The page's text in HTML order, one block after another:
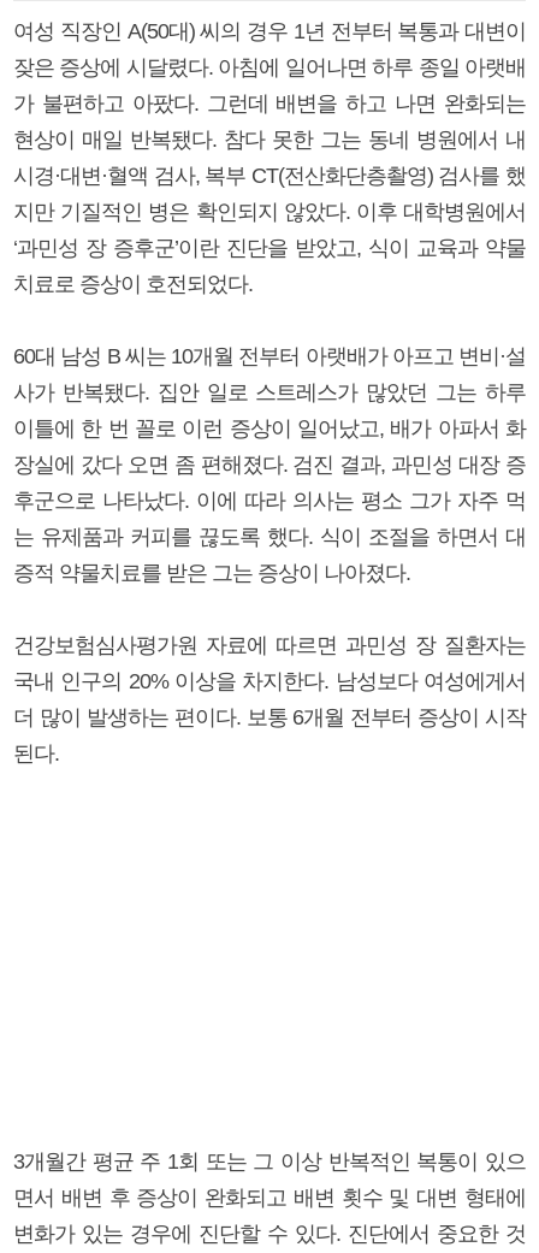
여성 직장인 A(50대) 씨의 경우 1년 전부터 복통과 대변이
잦은 증상에 시달렸다. 아침에 일어나면 하루 종일 아랫배
가 불편하고 아팠다. 그런데 배변을 하고 나면 완화되는
현상이 매일 반복됐다. 참다 못한 그는 동네 병원에서 내
시경·대변·혈액 검사, 복부 CT(전산화단층촬영) 검사를 했
지만 기질적인 병은 확인되지 않았다. 이후 대학병원에서
‘과민성 장 증후군’이란 진단을 받았고, 식이 교육과 약물
치료로 증상이 호전되었다.
60대 남성 B 씨는 10개월 전부터 아랫배가 아프고 변비·설
사가 반복됐다. 집안 일로 스트레스가 많았던 그는 하루
이틀에 한 번 꼴로 이런 증상이 일어났고, 배가 아파서 화
장실에 갔다 오면 좀 편해졌다. 검진 결과, 과민성 대장 증
후군으로 나타났다. 이에 따라 의사는 평소 그가 자주 먹
는 유제품과 커피를 끊도록 했다. 식이 조절을 하면서 대
증적 약물치료를 받은 그는 증상이 나아졌다.
건강보험심사평가원 자료에 따르면 과민성 장 질환자는
국내 인구의 20% 이상을 차지한다. 남성보다 여성에게서
더 많이 발생하는 편이다. 보통 6개월 전부터 증상이 시작
된다.
3개월간 평균 주 1회 또는 그 이상 반복적인 복통이 있으
면서 배변 후 증상이 완화되고 배변 횟수 및 대변 형태에
변화가 있는 경우에 진단할 수 있다. 진단에서 중요한 것